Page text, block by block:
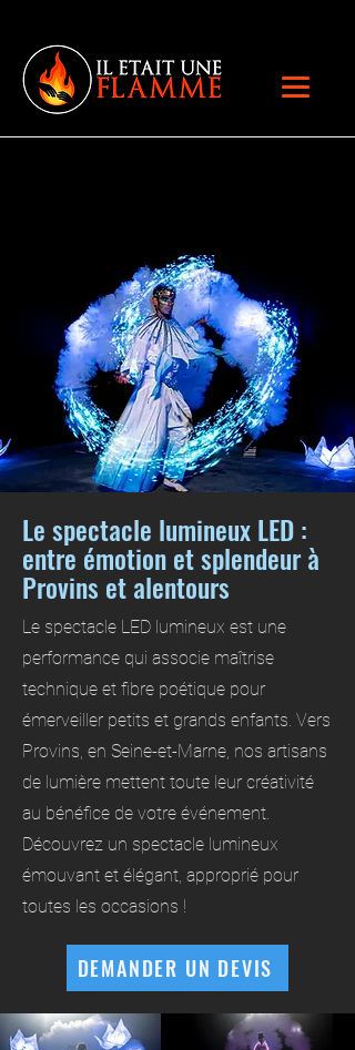
Le spectacle lumineux LED :
entre émotion et splendeur à
Provins et alentours
Le spectacle LED lumineux est une
performance qui associe maîtrise
technique et fibre poétique pour
émerveiller petits et grands enfants. Vers
Provins, en Seine-et-Marne, nos artisans
de lumière mettent toute leur créativité
au bénéfice de votre événement.
Découvrez un spectacle lumineux
émouvant et élégant, approprié pour
toutes les occasions !
DEMANDER UN DEVIS